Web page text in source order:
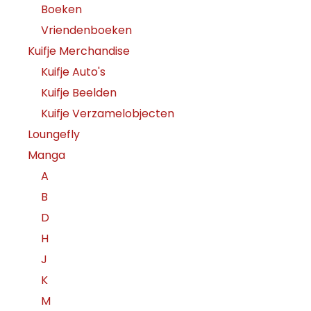
Boeken
Vriendenboeken
Kuifje Merchandise
Kuifje Auto's
Kuifje Beelden
Kuifje Verzamelobjecten
Loungefly
Manga
A
B
D
H
J
K
M